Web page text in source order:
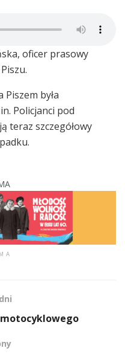
oficer prasowy
była
Policjanci pod
teraz szczegółowy
motocyklowego